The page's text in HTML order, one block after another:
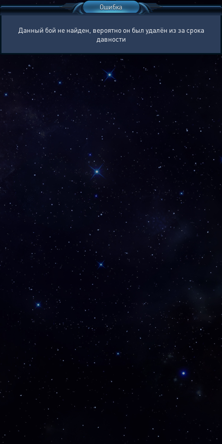
Ошибка
Данный бой не найден, вероятно он был удалён из за срока
давности